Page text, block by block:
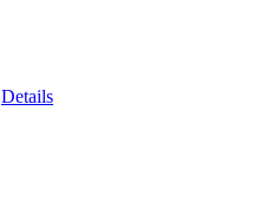
Details